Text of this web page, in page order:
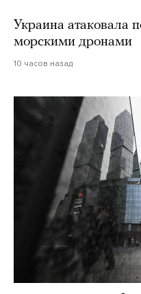
Украина атаковала
морскими дронами
10 часов назад